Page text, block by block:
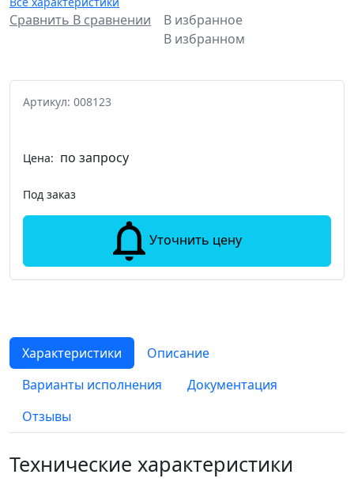
Сравнить В сравнении
В избранное
В избранном
Артикул: 008123
Цена: по запросу
Под заказ
Уточнить цену
Характеристики
Описание
Варианты исполнения
Документация
Отзывы
Технические характеристики